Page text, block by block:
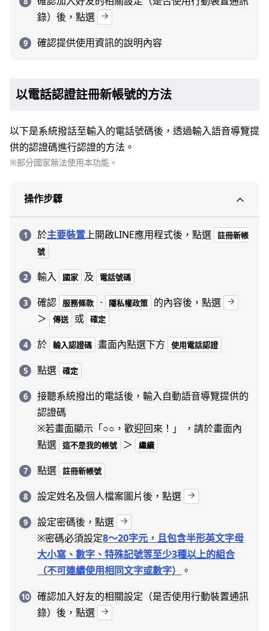
錄）後，點選
確認提供使用資訊的說明內容
以電話認證註冊新帳號的方法
以下是系統撥話至輸入的電話號碼後，透過輸入語音導覽提
供的認證碼進行認證的方法。
※部分國家無法使用本功能。
操作步驟
於主要裝置上開啟LINE應用程式後，點選 註冊新帳
號
輸入 國家 及 電話號碼
確認 服務條款 ⋅ 隱私權政策
的內容後，點選
＞
傳送 或 確定
於 輸入認證碼 畫面內點選下方 使用電話認證
點選 確定
接聽系統撥出的電話後，輸入自動語音導覽提供的
認證碼
※若畫面顯示「○○，歡迎回來！」 ，請於畫面內
點選 這不是我的帳號 ＞ 繼續
點選 註冊新帳號
設定姓名及個人檔案圖片後，點選
設定密碼後，點選
※密碼必須設定8～20字元，且包含半形英文字母
大小寫、數字、特殊記號等至少3種以上的組合
（不可連續使用相同文字或數字）
。
確認加入好友的相關設定（是否使用行動裝置通訊
錄）後，點選